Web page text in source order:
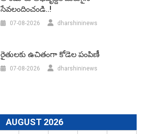
సేవలందించండి..!
07-08-2026 dharshininews
రైతులకు ఉచితంగా కోడెల పంపిణీ
07-08-2026 dharshininews
AUGUST 2026